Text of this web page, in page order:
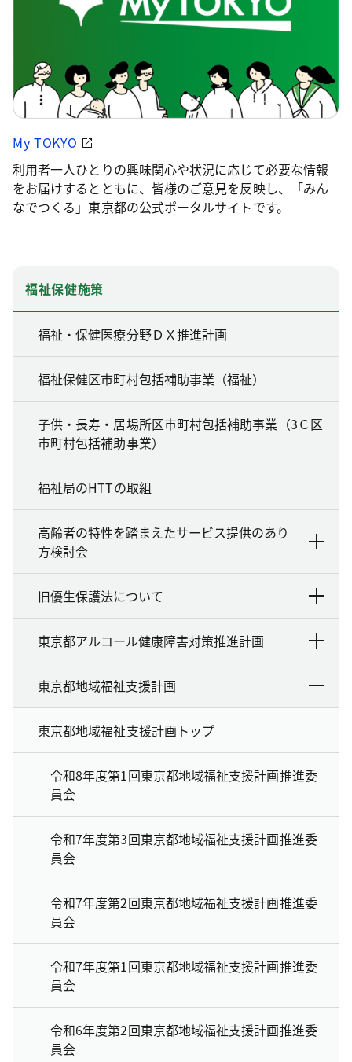
My TOKYO
利用者一人ひとりの興味関心や状況に応じて必要な情報
をお届けするとともに、皆様のご意見を反映し、「みん
なでつくる」東京都の公式ポータルサイトです。
福祉保健施策
福祉・保健医療分野ＤＸ推進計画
福祉保健区市町村包括補助事業（福祉）
子供・長寿・居場所区市町村包括補助事業（3Ｃ区
市町村包括補助事業）
福祉局のHTTの取組
高齢者の特性を踏まえたサービス提供のあり
方検討会
旧優生保護法について
東京都アルコール健康障害対策推進計画
東京都地域福祉支援計画
東京都地域福祉支援計画トップ
令和8年度第1回東京都地域福祉支援計画推進委
員会
令和7年度第3回東京都地域福祉支援計画推進委
員会
令和7年度第2回東京都地域福祉支援計画推進委
員会
令和7年度第1回東京都地域福祉支援計画推進委
員会
令和6年度第2回東京都地域福祉支援計画推進委
員会